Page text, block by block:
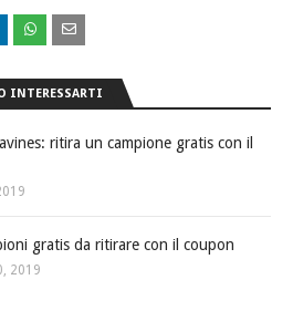
INTERESSARTI
ritira un campione gratis con il
gratis da ritirare con il coupon
2019